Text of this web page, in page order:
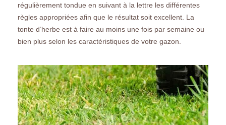
régulièrement tondue en suivant à la lettre les différentes
règles appropriées afin que le résultat soit excellent. La
tonte d’herbe est à faire au moins une fois par semaine ou
bien plus selon les caractéristiques de votre gazon.